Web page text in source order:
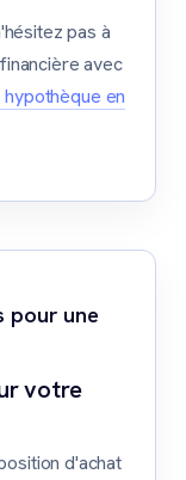
pas à
avec
en
pour une
votre
d'achat